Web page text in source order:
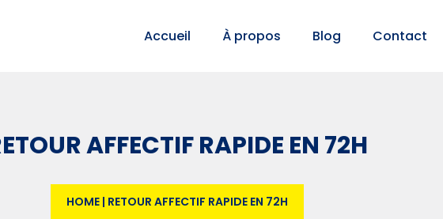
Accueil À propos Blog Contact
AFFECTIF RAPIDE EN 72H
HOME | RETOUR AFFECTIF RAPIDE EN 72H